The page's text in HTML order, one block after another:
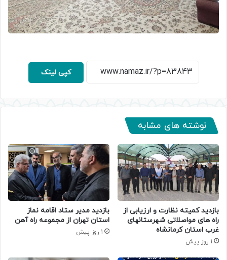
کپی لینک
نوشته های مشابه
بازدید کمیته نظارت و ارزیابی از
راه های مواصلاتی شهرستانهای
غرب استان کرمانشاه
1 روز پیش
بازدید مدیر ستاد اقامه نماز
استان تهران از مجموعه راه آهن
1 روز پیش